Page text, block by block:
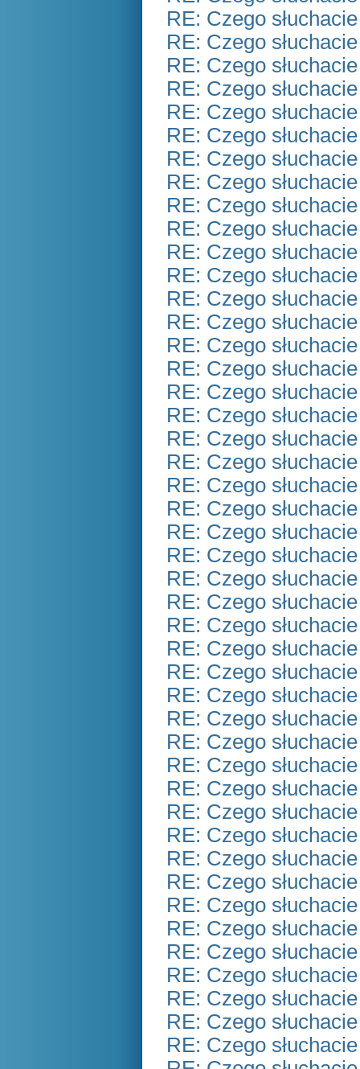
RE: Czego
RE: Czego
RE: Czego
RE: Czego
RE: Czego
RE: Czego
RE: Czego
RE: Czego
RE: Czego
RE: Czego
RE: Czego
RE: Czego
RE: Czego
RE: Czego
RE: Czego
RE: Czego
RE: Czego
RE: Czego
RE: Czego
RE: Czego
RE: Czego
RE: Czego
RE: Czego
RE: Czego
RE: Czego
RE: Czego
RE: Czego
RE: Czego
RE: Czego
RE: Czego
RE: Czego
RE: Czego
RE: Czego
RE: Czego
RE: Czego
RE: Czego
RE: Czego
RE: Czego
RE: Czego
RE: Czego
RE: Czego
RE: Czego
RE: Czego
RE: Czego
RE: Czego